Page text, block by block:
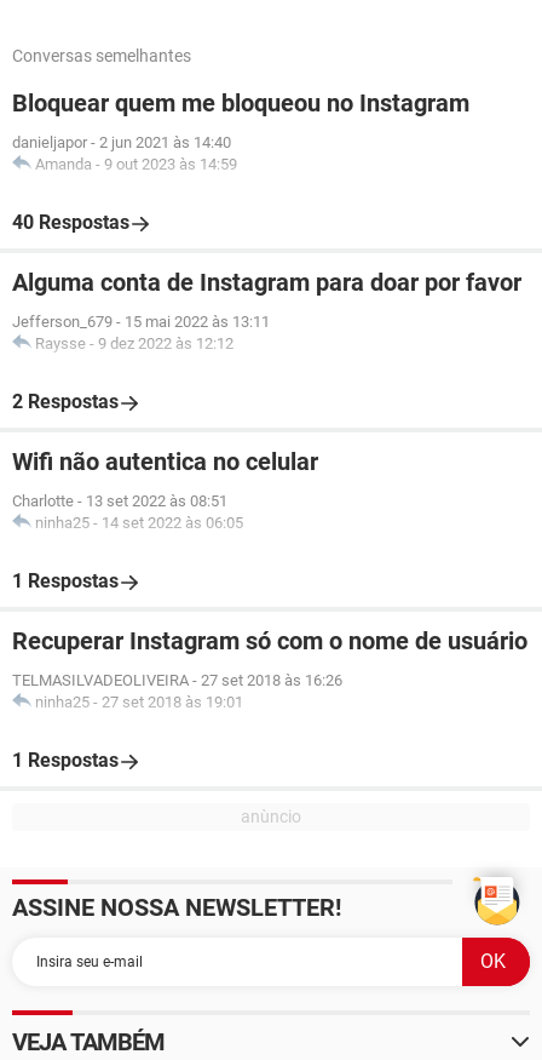
Conversas semelhantes
Bloquear quem me bloqueou no Instagram
danieljapor - 2 jun 2021 às 14:40
Amanda - 9 out 2023 às 14:59
40 Respostas
Alguma conta de Instagram para doar por favor
Jefferson_679 - 15 mai 2022 às 13:11
Raysse - 9 dez 2022 às 12:12
2 Respostas
Wifi não autentica no celular
Charlotte - 13 set 2022 às 08:51
ninha25 - 14 set 2022 às 06:05
1 Respostas
Recuperar Instagram só com o nome de usuário
TELMASILVADEOLIVEIRA - 27 set 2018 às 16:26
ninha25 - 27 set 2018 às 19:01
1 Respostas
ASSINE NOSSA NEWSLETTER!
VEJA TAMBÉM